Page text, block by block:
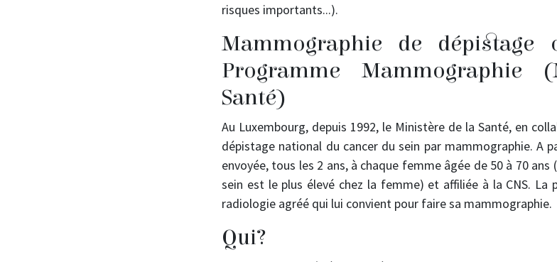
risques importants...).
Mammographie de dépistage
Programme Mammographie
Santé)
Au Luxembourg, depuis 1992, le Ministère de la Santé, en
dépistage national du cancer du sein par mammographie. A
envoyée, tous les 2 ans, à chaque femme âgée de 50 à 70
sein est le plus élevé chez la femme) et affiliée à la CNS.
radiologie agréé qui lui convient pour faire sa mammographie.
Qui?